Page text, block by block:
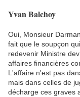
Yvan Balchoy
Oui, Monsieur
fait que le soupçon
redevenir Ministre
affaires financières
L'affaire n'est pas
mais dans celles de
décharge ces graves